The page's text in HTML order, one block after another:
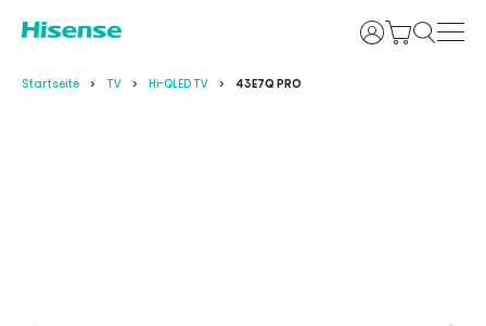
Anmelden
Startseite TV Hi-QLED TV 43E7Q PRO